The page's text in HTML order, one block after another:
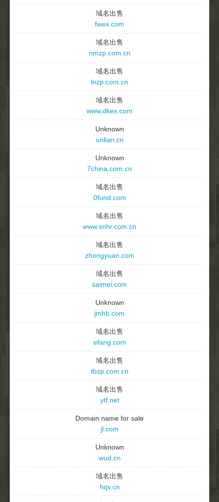
域名出售
fwex.com
域名出售
nmzp.com.cn
域名出售
lnzp.com.cn
域名出售
www.dkex.com
Unknown
unlian.cn
Unknown
7china.com.cn
域名出售
0fund.com
域名出售
www.snhr.com.cn
域名出售
zhongyuan.com
域名出售
saimei.com
Unknown
jmhb.com
域名出售
efang.com
域名出售
tbzp.com.cn
域名出售
ytf.net
Domain name for sale
jl.com
Unknown
wud.cn
域名出售
hqv.cn